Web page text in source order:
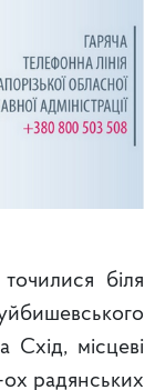
біля
Схід, місцеві
ох радянських